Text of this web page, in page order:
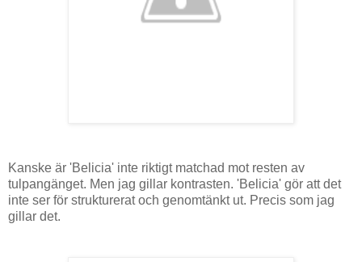
Kanske är 'Belicia' inte riktigt matchad mot resten av
tulpangänget. Men jag gillar kontrasten. 'Belicia' gör att det
inte ser för strukturerat och genomtänkt ut. Precis som jag
gillar det.